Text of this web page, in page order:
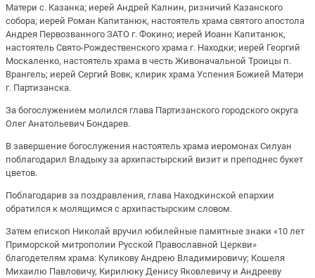
Матери с. Казанка; иерей Андрей Калнин, ризничий Казанского
собора; иерей Роман Капитанюк, настоятель храма святого апостола
Андрея Первозванного ЗАТО г. Фокино; иерей Иоанн Капитанюк,
настоятель Свято-Рождественского храма г. Находки; иерей Георгий
Москаленко, настоятель храма в честь Живоначальной Троицы п.
Врангель; иерей Сергий Вовк, клирик храма Успения Божией Матери
г. Партизанска.
За богослужением молился глава Партизанского городского округа
Олег Анатольевич Бондарев.
В завершение богослужения настоятель храма иеромонах Силуан
поблагодарил Владыку за архипастырский визит и преподнес букет
цветов.
Поблагодарив за поздравления, глава Находкинской епархии
обратился к молящимся с архипастырским словом.
Затем епископ Николай вручил юбилейные памятные знаки «10 лет
Приморской митрополии Русской Православной Церкви»
благодетелям храма: Куликову Андрею Владимировичу; Кошеля
Михаилю Павловичу, Кирилюку Денису Яковлевичу и Андрееву